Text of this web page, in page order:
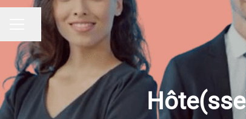
MENU CARRIÈRE
Partager la page